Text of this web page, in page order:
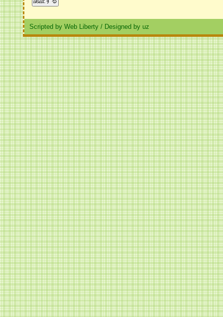
Scripted by Web Liberty / Designed by uz